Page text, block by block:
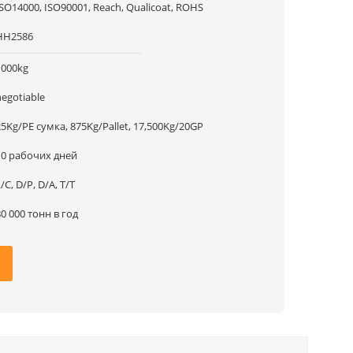
ISO90001, Reach, Qualicoat, ROHS
PE сумка, 875Kg/Pallet, 17,500Kg/20GP
рабочих дней
C, D/P, D/A, T/T
000 тонн в год